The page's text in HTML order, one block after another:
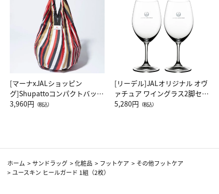
[マーナxJALショッピン
グ]Shupattoコンパクトバッグ
Drop JAL客室乗務員（LC）ス
3,960円 （税込）
[リーデル]JALオリジナル オヴ
ァチュア ワイングラス2脚セッ
ト（レッドワイン）
5,280円 （税込）
ホーム >サンドラッグ >化粧品 > フットケア > その他フットケア
> ユースキン ヒールガード 1組（2枚）